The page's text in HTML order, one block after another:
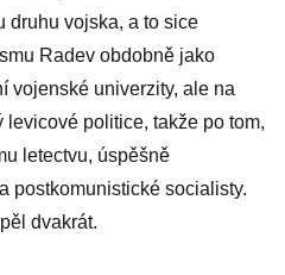
druhu vojska, a to sice
Radev obdobně jako
vojenské univerzity, ale na
politice, takže po tom,
letectvu, úspěšně
postkomunistické socialisty.
dvakrát.